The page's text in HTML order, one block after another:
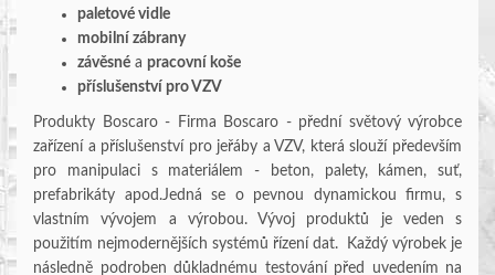
paletové vidle
mobilní zábrany
závěsné a pracovní koše
příslušenství pro VZV
Produkty Boscaro - Firma Boscaro - přední světový výrobce
zařízení a příslušenství pro jeřáby a VZV, která slouží především
pro manipulaci s materiálem - beton, palety, kámen, suť,
prefabrikáty apod.Jedná se o pevnou dynamickou firmu, s
vlastním vývojem a výrobou. Vývoj produktů je veden s
použitím nejmodernějších systémů řízení dat. Každý výrobek je
následně podroben důkladnému testování před uvedením na